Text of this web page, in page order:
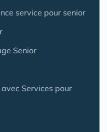
service pour senior
Senior
Services pour